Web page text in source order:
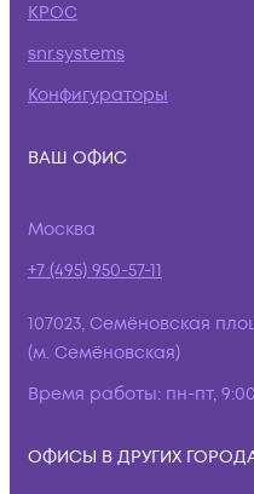
КРОС
snr.systems
Конфигураторы
ВАШ ОФИС
Москва
+7 (495) 950-57-11
107023, Семёновская
(м. Семёновская)
Время работы: пн-пт,
ОФИСЫ В ДРУГИХ